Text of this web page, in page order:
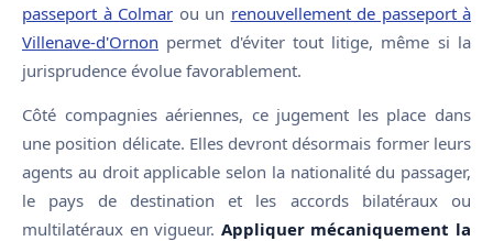
passeport à Colmar ou un renouvellement de passeport à
Villenave-d'Ornon permet d'éviter tout litige, même si la
jurisprudence évolue favorablement.
Côté compagnies aériennes, ce jugement les place dans
une position délicate. Elles devront désormais former leurs
agents au droit applicable selon la nationalité du passager,
le pays de destination et les accords bilatéraux ou
multilatéraux en vigueur. Appliquer mécaniquement la